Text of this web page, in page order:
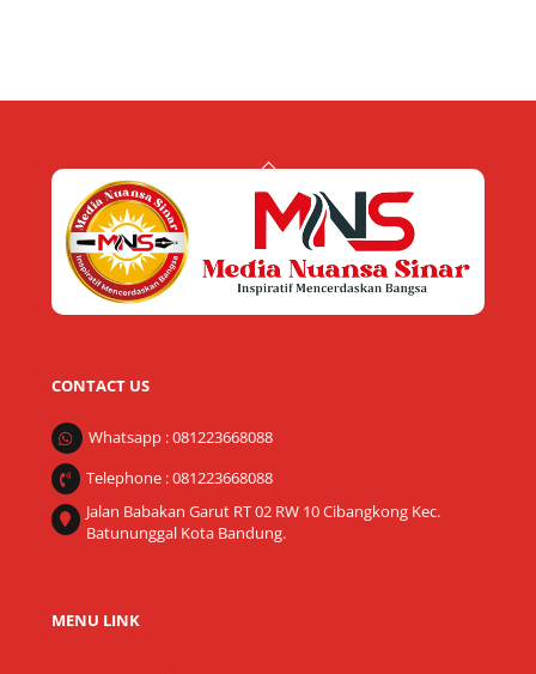
Back
Top
CONTACT US
Whatsapp : 081223668088
Telephone : 081223668088
Jalan Babakan Garut RT 02 RW 10 Cibangkong Kec.
Batununggal Kota Bandung.
MENU LINK